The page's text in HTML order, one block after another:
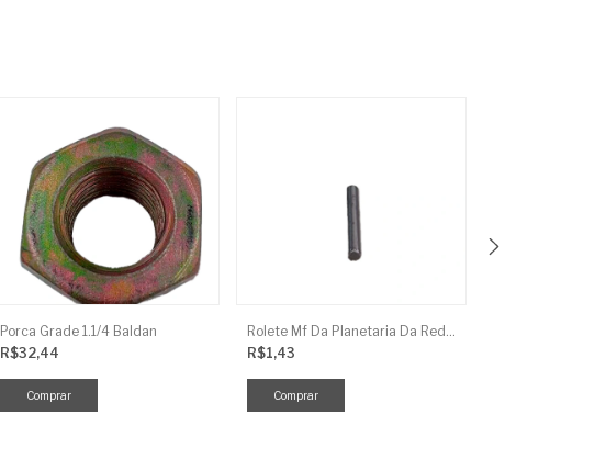
Porca Grade 1.1/4 Baldan
R$32,44
Rolete Mf Da Planetaria Da Red.Final
R$1,43